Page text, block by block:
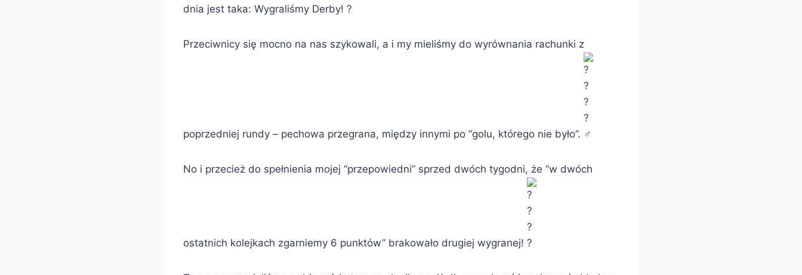
dnia jest taka: Wygraliśmy Derby!
Przeciwnicy się mocno na nas szykowali, a i my mieliśmy do wyrównania rachunki z
poprzedniej rundy – pechowa przegrana, między innymi po “golu, którego nie było”.
No i przecież do spełnienia mojej “przepowiedni” sprzed dwóch tygodni, że “w dwóch
ostatnich kolejkach zgarniemy 6 punktów” brakowało drugiej wygranej!